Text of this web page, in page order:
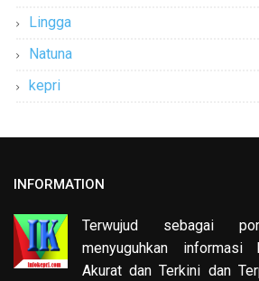
Lingga
Natuna
kepri
INFORMATION
Terwujud sebagai
menyuguhkan informasi
Akurat dan Terkini dan